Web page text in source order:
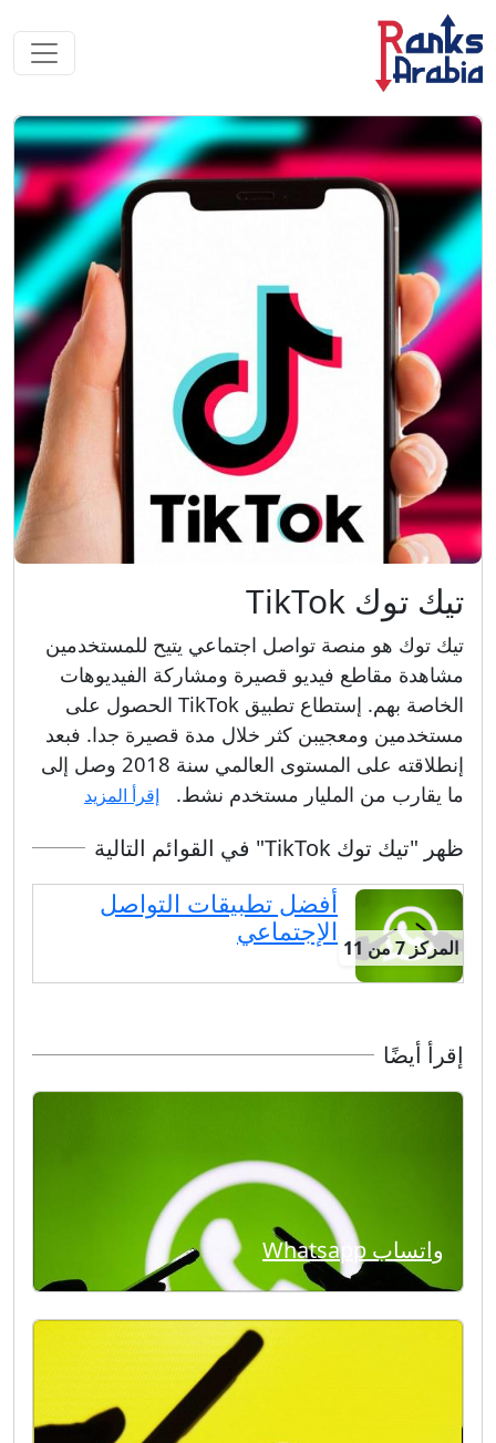
تيك توك TikTok
تيك توك هو منصة تواصل اجتماعي يتيح للمستخدمين
مشاهدة مقاطع فيديو قصيرة ومشاركة الفيديوهات
الخاصة بهم. إستطاع تطبيق TikTok الحصول على
مستخدمين ومعجيبن كثر خلال مدة قصيرة جدا. فبعد
إنطلاقته على المستوى العالمي سنة 2018 وصل إلى
ما يقارب من المليار مستخدم نشط.
إقرأ المزيد
ظهر "تيك توك TikTok" في القوائم التالية
المركز 7 من 11
أفضل تطبيقات التواصل
الإجتماعي
إقرأ أيضًا
واتساب Whatsapp